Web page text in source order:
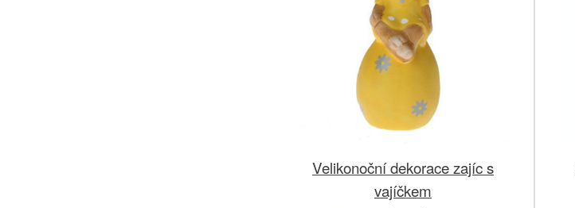
Velikonoční dekorace zajíc s
vajíčkem